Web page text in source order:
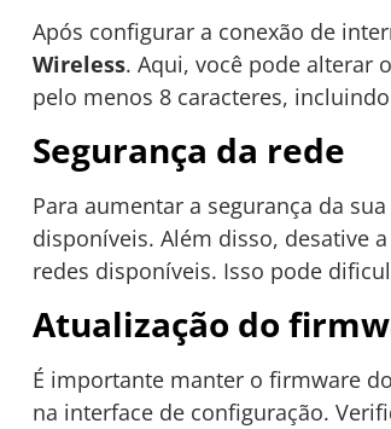
Após configurar a conexão de
Wireless. Aqui, você pode alterar
pelo menos 8 caracteres,
Segurança da rede
Para aumentar a segurança da
disponíveis. Além disso, desative
redes disponíveis. Isso pode
Atualização do
É importante manter o firmware
na interface de configuração.